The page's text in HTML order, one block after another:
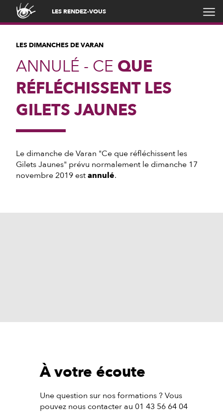
LES RENDEZ-VOUS
LES DIMANCHES DE VARAN
ANNULÉ - CE QUE
RÉFLÉCHISSENT LES
GILETS JAUNES
Le dimanche de Varan "Ce que réfléchissent les
Gilets Jaunes" prévu normalement le dimanche 17
novembre 2019 estannulé.
À votre écoute
Une question sur nos formations ? Vous
pouvez nous contacter au 01 43 56 64 04